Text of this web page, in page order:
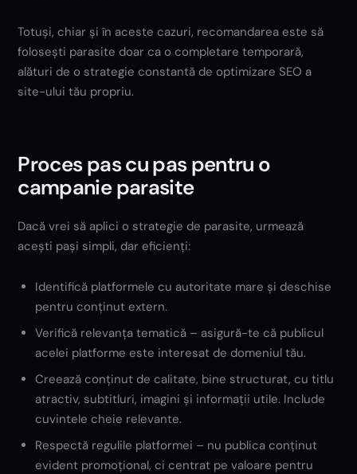
Totuși, chiar și în aceste cazuri, recomandarea este să
folosești parasite doar ca o completare temporară,
alături de o strategie constantă de optimizare SEO a
site-ului tău propriu.
Proces pas cu pas pentru o
campanie parasite
Dacă vrei să aplici o strategie de parasite, urmează
acești pași simpli, dar eficienți:
Identifică platformele cu autoritate mare și deschise
pentru conținut extern.
Verifică relevanța tematică – asigură-te că publicul
acelei platforme este interesat de domeniul tău.
Creează conținut de calitate, bine structurat, cu titlu
atractiv, subtitluri, imagini și informații utile. Include
cuvintele cheie relevante.
Respectă regulile platformei – nu publica conținut
evident promoțional, ci centrat pe valoare pentru